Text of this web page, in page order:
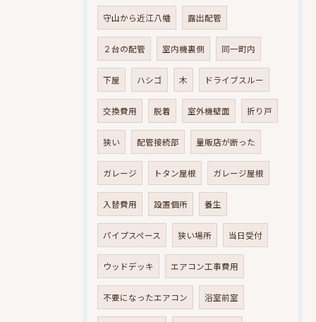
守山から近江八幡 露出配管
２台の配管 室内機裏側 同一町内
下屋 ハシゴ 木 ドライブスルー
交換費用 脱着 室外機壁面 折り戸
狭い 配管接続部 量販店が断った
ガレージ トタン屋根 ガレージ屋根
入替費用 設置個所 養生
パイプスペース 狭い場所 当日受付
ウッドデッキ エアコン工事費用
不要になったエアコン 浴室前室